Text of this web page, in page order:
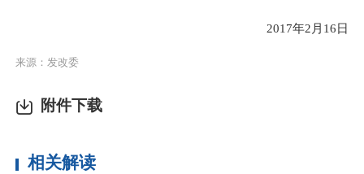
2017年2月16日
来源：发改委
附件下载
相关解读